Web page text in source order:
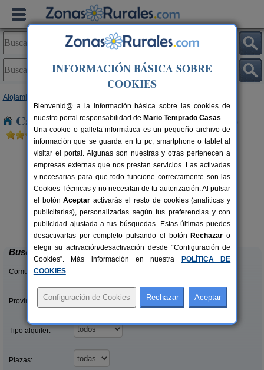
Alojamientos
Casas Rurales cerca de Soto de Cerrato
10+1 pers.
desde30 €
Casa Calderón II
Brañosera (Palencia)
Buscar
Comunidades:
Provincias/Islas:
Tipo alquiler:
Plazas:
INFORMACIÓN BÁSICA SOBRE
COOKIES
Bienvenid@ a la información básica sobre las cookies de
nuestro portal responsabilidad de Mario Temprado Casas.
Una cookie o galleta informática es un pequeño archivo de
información que se guarda en tu pc, smartphone o tablet al
visitar el portal. Algunas son nuestras y otras pertenecen a
empresas externas que nos prestan servicios. Las activadas
y necesarias para que todo funcione correctamente son las
Cookies Técnicas y no necesitan de tu autorización. Al pulsar
el botónAceptar activarás el resto de cookies (analíticas y
publicitarias), personalizadas según tus preferencias y con
publicidad ajustada a tus búsquedas. Estas últimas puedes
desactivarlas por completo pulsando el botón Rechazar o
elegir su activación/desactivación desde “Configuración de
Cookies”. Más información en nuestra
POLÍTICA DE
COOKIES.